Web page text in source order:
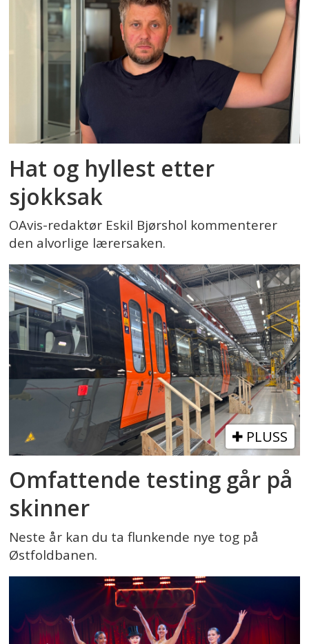
Hat og hyllest etter
sjokksak
OAvis-redaktør Eskil Bjørshol kommenterer
den alvorlige lærersaken.
PLUSS
Omfattende testing går på
skinner
Neste år kan du ta flunkende nye tog på
Østfoldbanen.